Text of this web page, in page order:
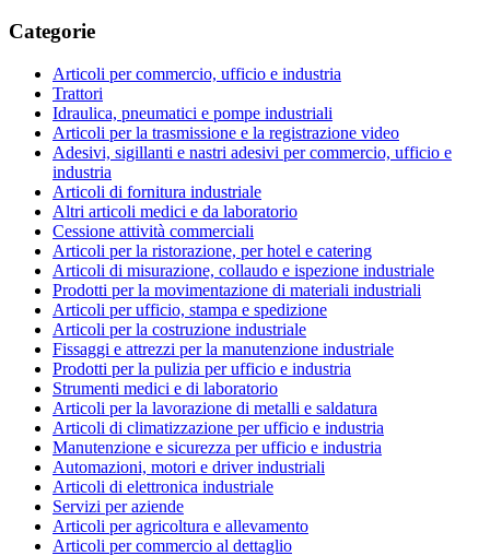
Categorie
Articoli per commercio, ufficio e industria
Trattori
Idraulica, pneumatici e pompe industriali
Articoli per la trasmissione e la registrazione video
Adesivi, sigillanti e nastri adesivi per commercio, ufficio e
industria
Articoli di fornitura industriale
Altri articoli medici e da laboratorio
Cessione attività commerciali
Articoli per la ristorazione, per hotel e catering
Articoli di misurazione, collaudo e ispezione industriale
Prodotti per la movimentazione di materiali industriali
Articoli per ufficio, stampa e spedizione
Articoli per la costruzione industriale
Fissaggi e attrezzi per la manutenzione industriale
Prodotti per la pulizia per ufficio e industria
Strumenti medici e di laboratorio
Articoli per la lavorazione di metalli e saldatura
Articoli di climatizzazione per ufficio e industria
Manutenzione e sicurezza per ufficio e industria
Automazioni, motori e driver industriali
Articoli di elettronica industriale
Servizi per aziende
Articoli per agricoltura e allevamento
Articoli per commercio al dettaglio